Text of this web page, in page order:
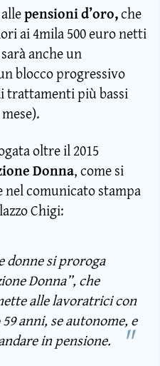
pensioni d’oro,che
ai 4mila 500 euro netti
anche un
blocco progressivo
trattamenti più bassi
oltre il 2015
Donna, come si
nel comunicato stampa
Chigi:
donne si proroga
Donna”, che
alle lavoratrici con
anni, se autonome, e
in pensione.